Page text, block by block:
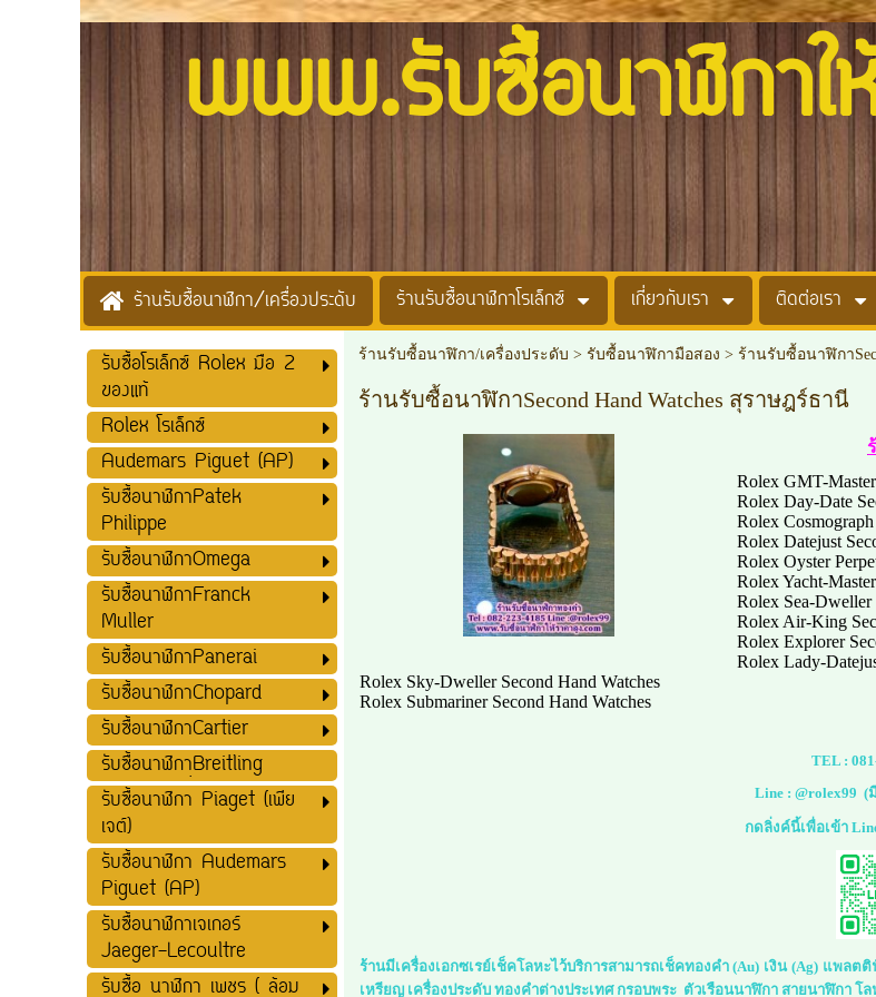
www.รับซื้อนาฬิกาให้
ร้านรับซื้อนาฬิกา/เครื่องประดับ ร้านรับซื้อนาฬิกาโรเล็กซ์ เกี่ยวกับเรา ติดต่อเรา
รับซื้อโรเล็กซ์ Rolex มือ 2
ของแท้
Rolex โรเล็กซ์
Audemars Piguet (AP)
รับซื้อนาฬิกาPatek
Philippe
รับซื้อนาฬิกาOmega
รับซื้อนาฬิกาFranck
Muller
รับซื้อนาฬิกาPanerai
รับซื้อนาฬิกาChopard
รับซื้อนาฬิกาCartier
รับซื้อนาฬิกาฺฺBreitling
รับซื้อนาฬิกา Piaget (เพีย
เจต์)
รับซื้อนาฬิกา Audemars
Piguet (AP)
รับซื้อนาฬิกาเจเกอร์
Jaeger-Lecoultre
รับซื้อ นาฬิกา เพชร ( ล้อม
ร้านรับซื้อนาฬิกา/เครื่องประดับ > รับซื้อนาฬิกามือสอง > ร้านรับซื้อนาฬิกา
ร้านรับซื้อนาฬิกาSecond Hand Watches สุราษฎร์ธานี
Rolex GMT-
Rolex Day-Date
Rolex
Rolex Datejust
Rolex Oyster
Rolex Yacht-
Rolex Sea-Dweller
Rolex Air-King
Rolex Explorer
Rolex
Rolex Sky-Dweller Second Hand Watches
Rolex Submariner Second Hand Watches
TEL :
Line : @rolex99 (
กดลิ่งค์นี้เพื่อเข้า
ร้านมีเครื่องเอกซเรย์เช็คโลหะไว้บริการสามารถเช็คทองคำ (Au) เงิน (Ag) แพล
เหรียญ เครื่องประดับ ทองคำต่างประเทศ กรอบพระ ตัวเรือนนาฬิกา สายนาฬิกา